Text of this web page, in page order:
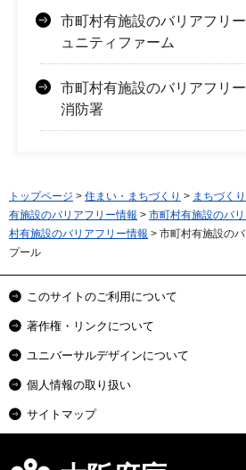
市町村有施設のバリアフリ
ュニティファーム
市町村有施設のバリアフリ
消防署
トップページ > 住まい・まちづくり > まちづくり
有施設のバリアフリー情報 > 市町村有施設のバ
村有施設のバリアフリー情報 > 市町村有施設の
プール
このサイトのご利用について
著作権・リンクについて
ユニバーサルデザインについて
個人情報の取り扱い
サイトマップ